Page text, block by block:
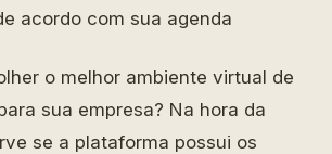
acordo com sua agenda
o melhor ambiente virtual de
sua empresa? Na hora da
se a plataforma possui os